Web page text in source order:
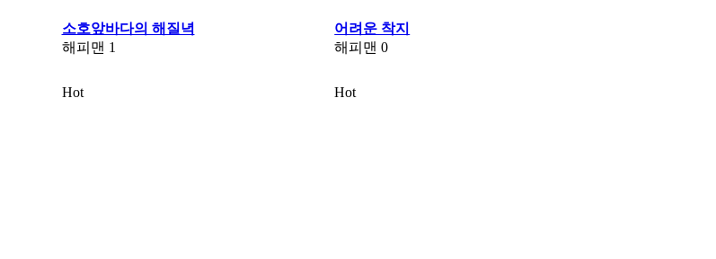
소호앞바다의 해질녁
해피맨 1
어려운 착지
해피맨 0
Hot Hot